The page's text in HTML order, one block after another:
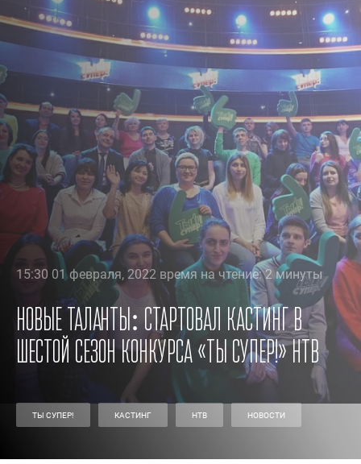
15:30 01 февраля, 2022 время на чтение: 2 минуты
Новые таланты: стартовал кастинг в
шестой сезон конкурса «Ты супер!» НТВ
ТЫ СУПЕР! КАСТИНГ НТВ НОВОСТИ